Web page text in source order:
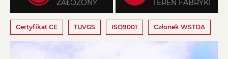
ZAŁOŻONY TEREN FABRYKI
Certyfikat CE TUVGS ISO9001 Członek WSTDA